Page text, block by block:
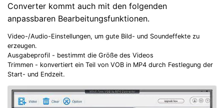
Converter kommt auch mit den folgenden
anpassbaren Bearbeitungsfunktionen.
Video-/Audio-Einstellungen, um gute Bild- und Soundeffekte zu
erzeugen.
Ausgabeprofil - bestimmt die Größe des Videos
Trimmen - konvertiert ein Teil von VOB in MP4 durch Festlegung der
Start- und Endzeit.